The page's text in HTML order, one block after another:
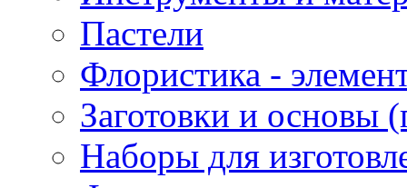
Пастели
Флористика -
Заготовки и основы
Наборы для